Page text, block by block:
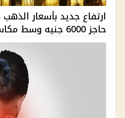
حاجز 6000 جنيه وسط مكاسب ع...